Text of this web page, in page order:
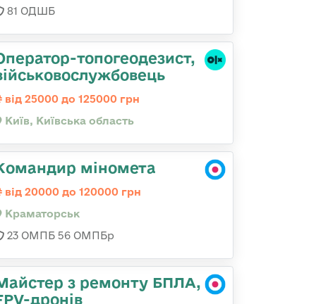
81 ОДШБ
топогеодезист,
від 25000 до 125000 грн
Київ, Київська область
міномета
від 20000 до 120000 грн
Краматорськ
23 ОМПБ 56 ОМПБр
з ремонту БПЛА,
дронів